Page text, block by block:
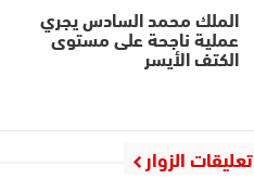
الملك محمد السادس يجري
عملية ناجحة على مستوى
الكتف الأيسر
تعليقات الزوار